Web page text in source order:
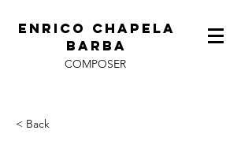
ENRICO CHAPELA
BARBA
COMPOSER
< Back